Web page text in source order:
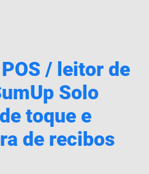
/ leitor de
Solo
toque e
de recibos